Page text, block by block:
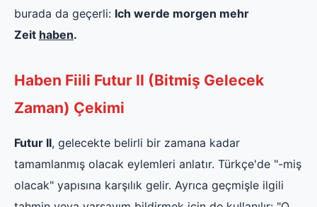
burada da geçerli: Ich werde morgen mehr
Zeit haben.
Haben Fiili Futur II (Bitmiş Gelecek
Zaman) Çekimi
Futur II, gelecekte belirli bir zamana kadar
tamamlanmış olacak eylemleri anlatır. Türkçe'de "-miş
olacak" yapısına karşılık gelir. Ayrıca geçmişle ilgili